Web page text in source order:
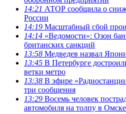
14:21 АТОР сообщила о
России
14:19 Масштабный сбой
14:14 «Ведомости»: Озон
британских санкций
13:58 Медведев назвал
13:45 В Петербурге
ветки метро
13:38 В эфире
три сообщения
13:29 Восемь человек
автомобиля на толпу в Омске